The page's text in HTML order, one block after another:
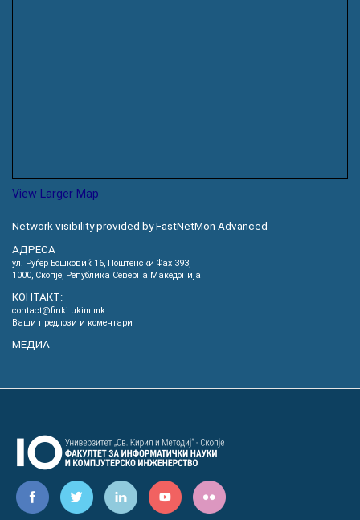
View Larger Map
Network visibility provided by FastNetMon Advanced
АДРЕСА
ул. Руѓер Бошковиќ 16, Пoштенски Фах 393,
1000, Скопје, Република Северна Македонија
КОНТАКТ:
contact@finki.ukim.mk
Ваши предлози и коментари
МЕДИА